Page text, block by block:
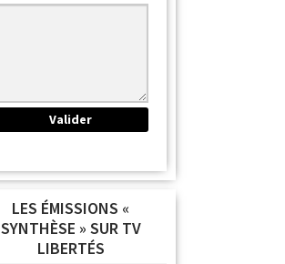
LES ÉMISSIONS «
SYNTHÈSE » SUR TV
LIBERTÉS